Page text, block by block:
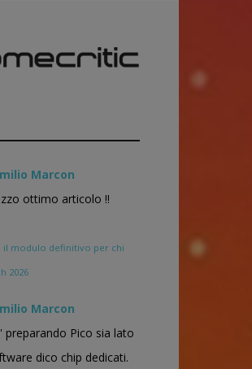
Marcon
ottimo articolo !!
il modulo definitivo per chi
2026
Marcon
preparando Pico sia lato
dico chip dedicati.